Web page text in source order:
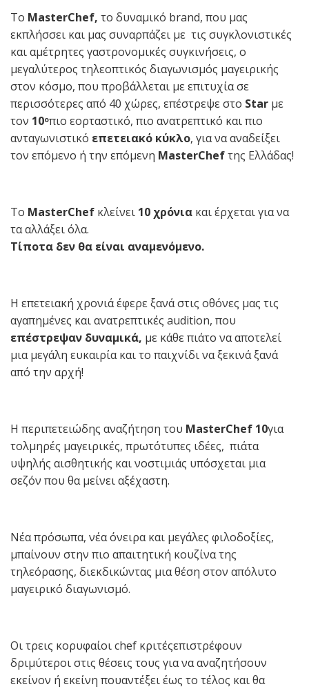
Το MasterChef, το δυναμικό brand, που μας
εκπλήσσει και μας συναρπάζει με τις συγκλονιστικές
και αμέτρητες γαστρονομικές συγκινήσεις, ο
μεγαλύτερος τηλεοπτικός διαγωνισμός μαγειρικής
στον κόσμο, που προβάλλεται με επιτυχία σε
περισσότερες από 40 χώρες, επέστρεψε στο Star με
τον 10οπιο εορταστικό, πιο ανατρεπτικό και πιο
ανταγωνιστικό επετειακό κύκλο, για να αναδείξει
τον επόμενο ή την επόμενη MasterChefτης Ελλάδας!
Το MasterChef κλείνει 10 χρόνια και έρχεται για να
τα αλλάξει όλα.
Τίποτα δεν θα είναι αναμενόμενο.
Η επετειακή χρονιά έφερε ξανά στις οθόνες μας τις
αγαπημένες και ανατρεπτικές audition, που
επέστρεψαν δυναμικά, με κάθε πιάτο να αποτελεί
μια μεγάλη ευκαιρία και το παιχνίδι να ξεκινά ξανά
από την αρχή!
Η περιπετειώδης αναζήτηση του MasterChef 10για
τολμηρές μαγειρικές, πρωτότυπες ιδέες, πιάτα
υψηλής αισθητικής και νοστιμιάς υπόσχεται μια
σεζόν που θα μείνει αξέχαστη.
Νέα πρόσωπα, νέα όνειρα και μεγάλες φιλοδοξίες,
μπαίνουν στην πιο απαιτητική κουζίνα της
τηλεόρασης, διεκδικώντας μια θέση στον απόλυτο
μαγειρικό διαγωνισμό.
Οι τρεις κορυφαίοι chef κριτέςεπιστρέφουν
δριμύτεροι στις θέσεις τους για να αναζητήσουν
εκείνον ή εκείνη πουαντέξει έως το τέλος και θα